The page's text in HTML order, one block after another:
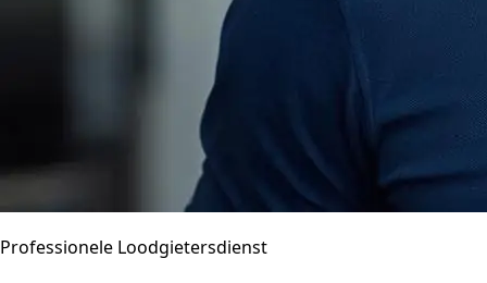
Professionele Loodgietersdienst